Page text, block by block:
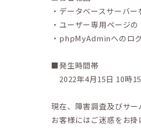
・データベースサーバ
・ユーザー専用ページ
・phpMyAdminへのロ
■発生時間帯
2022年4月15日 10時
現在、障害調査及びサー
お客様にはご迷惑をお